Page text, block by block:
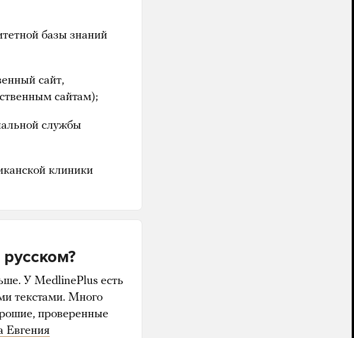
базы знаний
сайт,
сайтам);
службы
клиники
У MedlinePlus есть
текстами. Много
проверенные
Евгения